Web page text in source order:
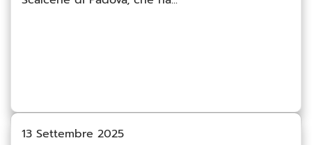
13 Settembre 2025